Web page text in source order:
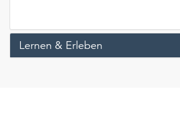
Lernen & Erleben